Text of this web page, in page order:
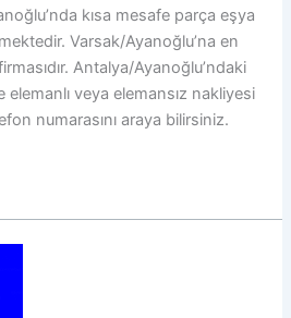
kısa mesafe parça eşya
Varsak/Ayanoğlu’na en
Antalya/Ayanoğlu’ndaki
elemanlı veya elemansız nakliyesi
numarasını araya bilirsiniz.